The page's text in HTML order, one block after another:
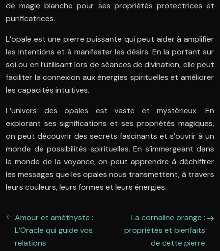
de magie blanche pour ses propriétés protectrices et
purificatrices.
L’opale est une pierre puissante qui peut aider à amplifier
les intentions et à manifester les désirs. En la portant sur
soi ou en l’utilisant lors de séances de divination, elle peut
faciliter la connexion aux énergies spirituelles et améliorer
les capacités intuitives.
L’univers des opales est vaste et mystérieux. En
explorant ses significations et ses propriétés magiques,
on peut découvrir des secrets fascinants et s’ouvrir à un
monde de possibilités spirituelles. En s’immergeant dans
le monde de la voyance, on peut apprendre à déchiffrer
les messages que les opales nous transmettent, à travers
leurs couleurs, leurs formes et leurs énergies.
Amour et améthyste :
L’Oracle qui guide vos
relations
La cornaline orange :
propriétés et bienfaits
de cette pierre